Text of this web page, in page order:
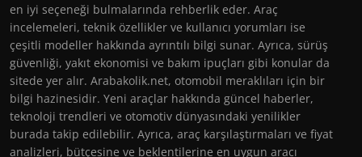
en iyi seçeneği bulmalarında rehberlik eder. Araç
incelemeleri, teknik özellikler ve kullanıcı yorumları ise
çeşitli modeller hakkında ayrıntılı bilgi sunar. Ayrıca, sürüş
güvenliği, yakıt ekonomisi ve bakım ipuçları gibi konular da
sitede yer alır. Arabakolik.net, otomobil meraklıları için bir
bilgi hazinesidir. Yeni araçlar hakkında güncel haberler,
teknoloji trendleri ve otomotiv dünyasındaki yenilikler
burada takip edilebilir. Ayrıca, araç karşılaştırmaları ve fiyat
analizleri, bütçesine ve beklentilerine en uygun aracı